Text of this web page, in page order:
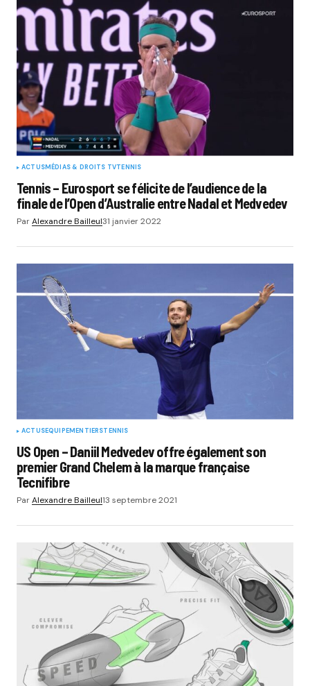
ACTUSMÉDIAS & DROITS TVTENNIS
Tennis – Eurosport se félicite de l’audience de la
finale de l’Open d’Australie entre Nadal et Medvedev
ParAlexandre Bailleul31 janvier 2022
ACTUSEQUIPEMENTIERSTENNIS
US Open – Daniil Medvedev offre également son
premier Grand Chelem à la marque française
Tecnifibre
ParAlexandre Bailleul13 septembre 2021